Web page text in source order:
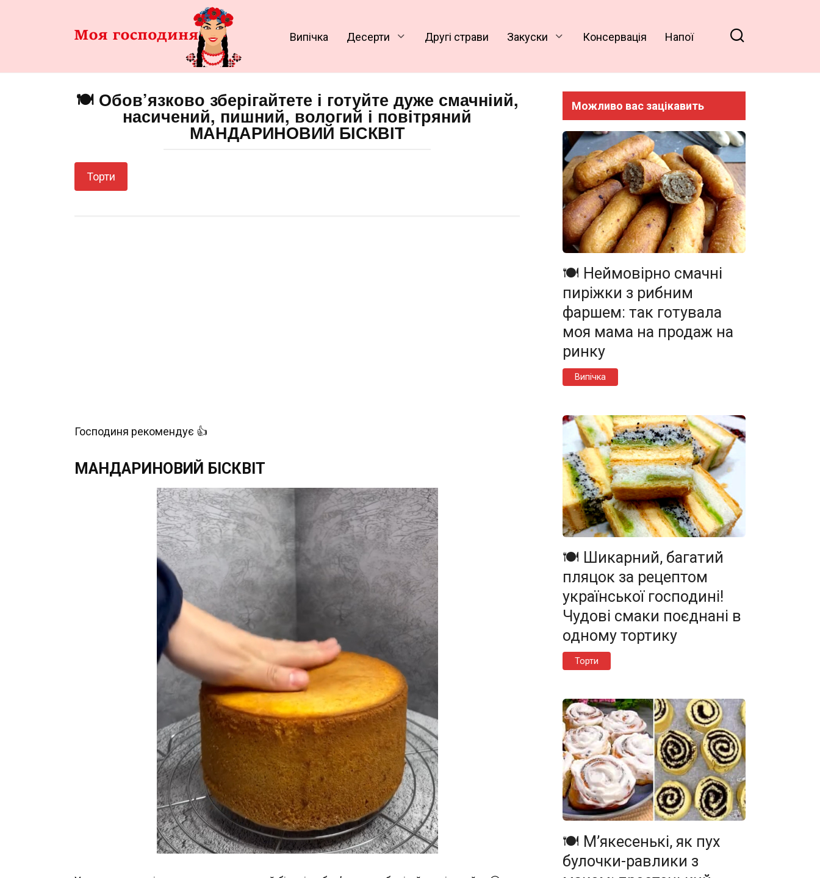
Випічка Десерти Другі страви Закуски Консервація Напої
🍽️ Обов’язково зберігайте‌те і готуйте дуже смачніий,
насичений, пишний, вологий і повітряний
МАНДАРИНОВИЙ БІСКВІТ
Торти
Господиня рекомендує 👍
МАНДАРИНОВИЙ БІСКВІТ
Можливо вас зацікавить
🍽️ Неймовірно смачні
пиріжки з рибним
фаршем: так готувала
моя мама на продаж на
ринку
Випічка
🍽️ Шикарний, багатий
пляцок за рецептом
української господині!
Чудові смаки поєднані в
одному тортику
Торти
🍽️ М’якесенькі, як пух
булочки-равлики з